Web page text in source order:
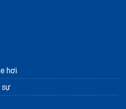
hơi
sự